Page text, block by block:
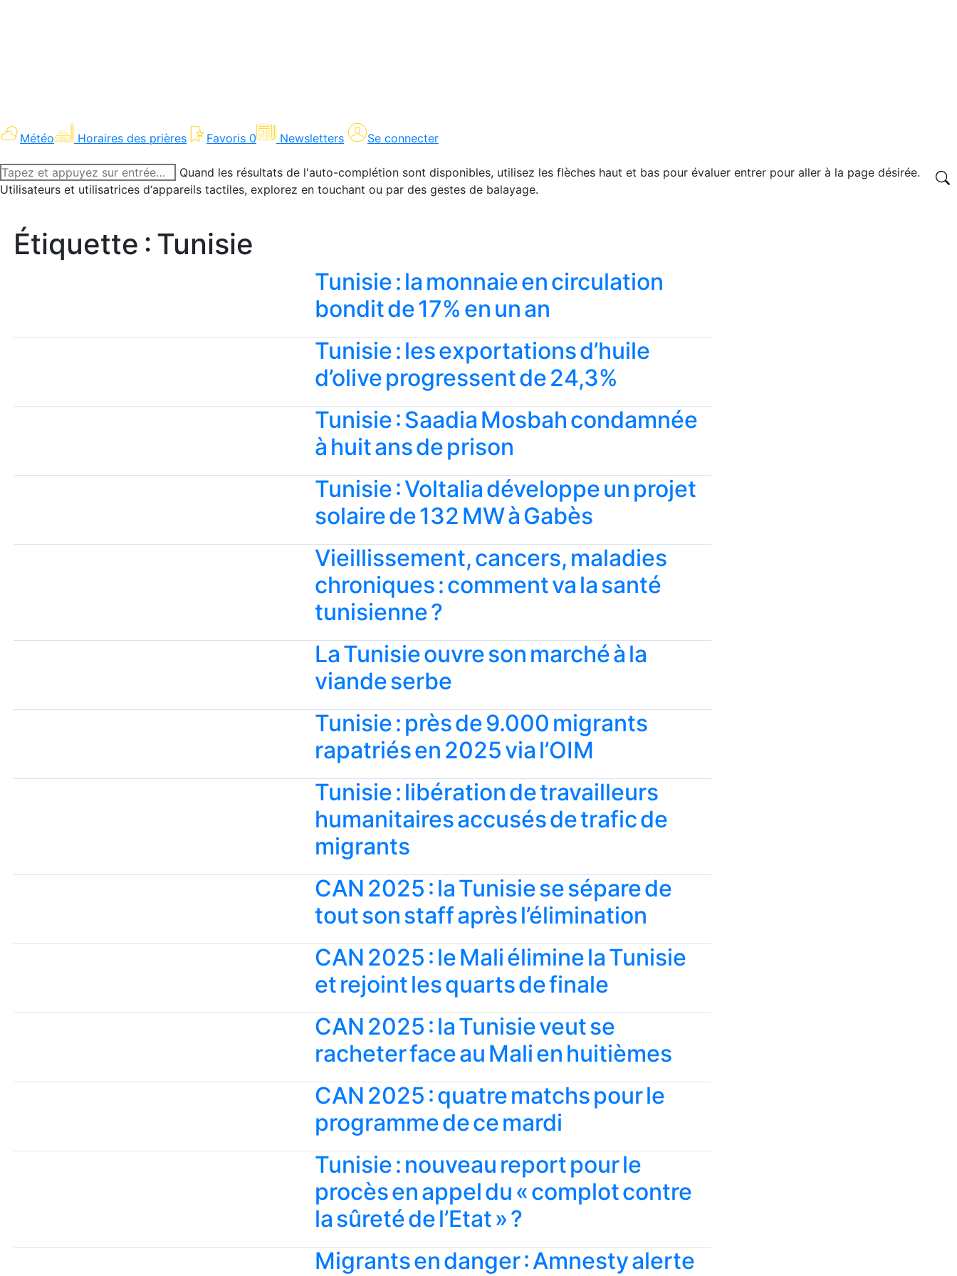
Météo Horaires des prières Favoris 0 Newsletters Se connecter
Recherche
:
Quand les résultats de l'auto-complétion sont disponibles, utilisez les flèches haut et bas pour évaluer entrer pour aller à la page désirée.
Utilisateurs et utilisatrices d‘appareils tactiles, explorez en touchant ou par des gestes de balayage.
Étiquette : Tunisie
Tunisie : la monnaie en circulation
bondit de 17% en un an
Tunisie : les exportations d’huile
d’olive progressent de 24,3%
Tunisie : Saadia Mosbah condamnée
à huit ans de prison
Tunisie : Voltalia développe un projet
solaire de 132 MW à Gabès
Vieillissement, cancers, maladies
chroniques : comment va la santé
tunisienne ?
La Tunisie ouvre son marché à la
viande serbe
Tunisie : près de 9.000 migrants
rapatriés en 2025 via l’OIM
Tunisie : libération de travailleurs
humanitaires accusés de trafic de
migrants
CAN 2025 : la Tunisie se sépare de
tout son staff après l’élimination
CAN 2025 : le Mali élimine la Tunisie
et rejoint les quarts de finale
CAN 2025 : la Tunisie veut se
racheter face au Mali en huitièmes
CAN 2025 : quatre matchs pour le
programme de ce mardi
Tunisie : nouveau report pour le
procès en appel du « complot contre
la sûreté de l’Etat » ?
Migrants en danger : Amnesty alerte